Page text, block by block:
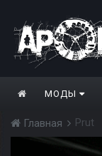
МОДЫ
Главная Prut